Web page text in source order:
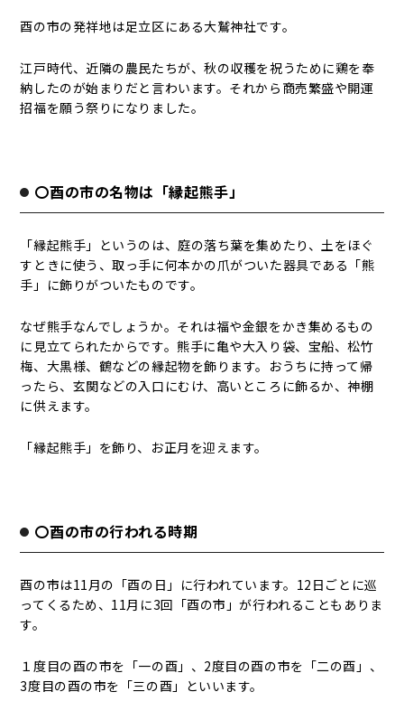
酉の市の発祥地は足立区にある大鷲神社です。
江戸時代、近隣の農民たちが、秋の収穫を祝うために鶏を奉
納したのが始まりだと言わいます。それから商売繁盛や開運
招福を願う祭りになりました。
〇酉の市の名物は「縁起熊手」
「縁起熊手」というのは、庭の落ち葉を集めたり、土をほぐ
すときに使う、取っ手に何本かの爪がついた器具である「熊
手」に飾りがついたものです。
なぜ熊手なんでしょうか。それは福や金銀をかき集めるもの
に見立てられたからです。熊手に亀や大入り袋、宝船、松竹
梅、大黒様、鶴などの縁起物を飾ります。おうちに持って帰
ったら、玄関などの入口にむけ、高いところに飾るか、神棚
に供えます。
「縁起熊手」を飾り、お正月を迎えます。
〇酉の市の行われる時期
酉の市は11月の「酉の日」に行われています。12日ごとに巡
ってくるため、11月に3回「酉の市」が行われることもありま
す。
１度目の酉の市を「一の酉」、2度目の酉の市を「二の酉」、
3度目の酉の市を「三の酉」といいます。